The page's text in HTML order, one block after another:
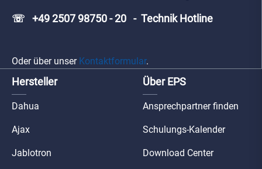
☏ +49 2507 98750 - 20 - Technik Hotline
Oder über unser Kontaktformular.
Hersteller
Dahua
Ajax
Jablotron
Über EPS
Ansprechpartner finden
Schulungs-Kalender
Download Center